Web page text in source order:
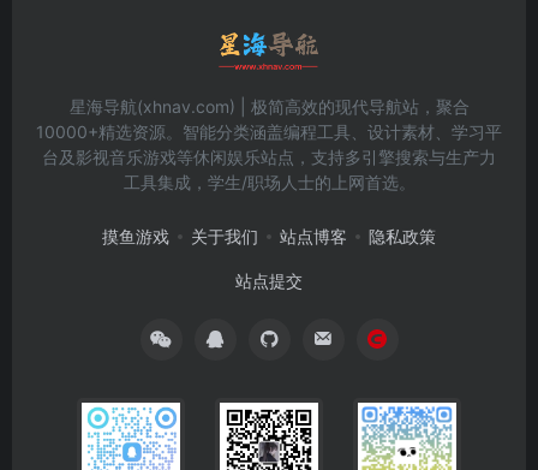
星海导航(xhnav.com) | 极简高效的现代导航站，聚合
10000+精选资源。智能分类涵盖编程工具、设计素材、学习平
台及影视音乐游戏等休闲娱乐站点，支持多引擎搜索与生产力
工具集成，学生/职场人士的上网首选。
摸鱼游戏 关于我们 站点博客 隐私政策
站点提交